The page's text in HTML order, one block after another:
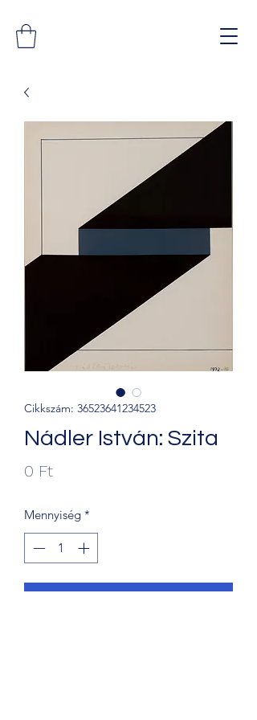
Cikkszám: 36523641234523
Nádler István: Szita
0 FtÁr
Mennyiség *